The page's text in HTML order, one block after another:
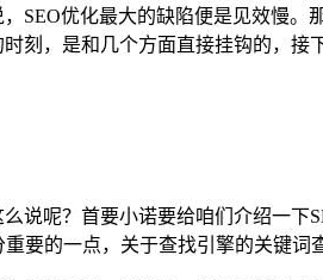
SEO优化最大的缺陷便是见效慢
刻，是和几个方面直接挂钩的，接
呢？首要小诺要给咱们介绍一下
要的一点，关于查找引擎的关键词